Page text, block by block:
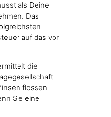
als Deine
Das
auf das vor
die
flossen
Sie eine